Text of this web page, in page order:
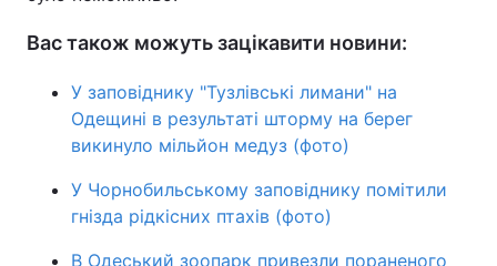
Вас також можуть зацікавити новини:
У заповіднику "Тузлівські лимани" на
Одещині в результаті шторму на берег
викинуло мільйон медуз (фото)
У Чорнобильському заповіднику помітили
гнізда рідкісних птахів (фото)
В Одеський зоопарк привезли пораненого